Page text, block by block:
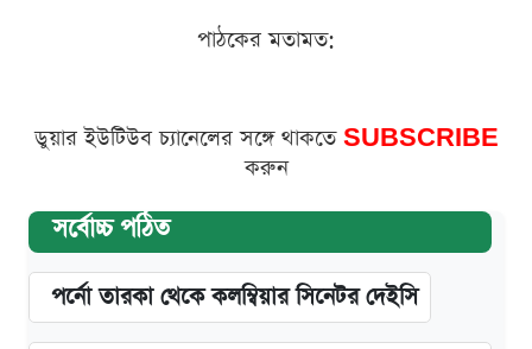
পাঠকের মতামত:
ডুয়ার ইউটিউব চ্যানেলের সঙ্গে থাকতে SUBSCRIBE
করুন
সর্বোচ্চ পঠিত
পর্নো তারকা থেকে কলম্বিয়ার সিনেটর দেইসি